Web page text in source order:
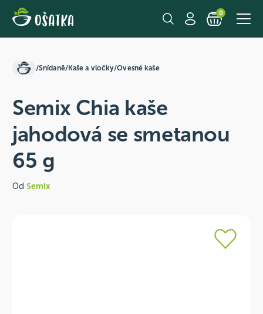
0
/Snídaně/Kaše a vločky/Ovesné kaše
Semix Chia kaše
jahodová se smetanou
65 g
Od Semix